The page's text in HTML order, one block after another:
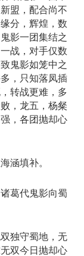
盟，配合尚不
分，辉煌，数
影一团集结之
战，对手仅数
鬼影如笼中之
，只知落凤插
转战更难，多
，龙五，杨粲
，各团抛却心
涵填补。
葛代鬼影向蜀
独守蜀地，无
双今日抛却心